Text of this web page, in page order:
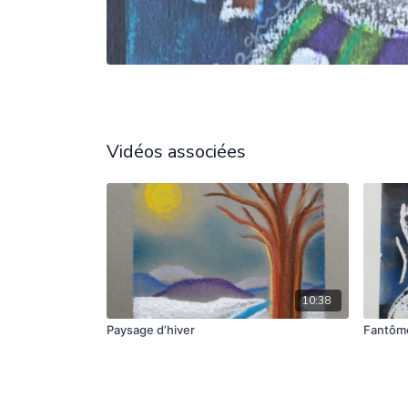
Vidéos associées
10:38
Paysage d’hiver